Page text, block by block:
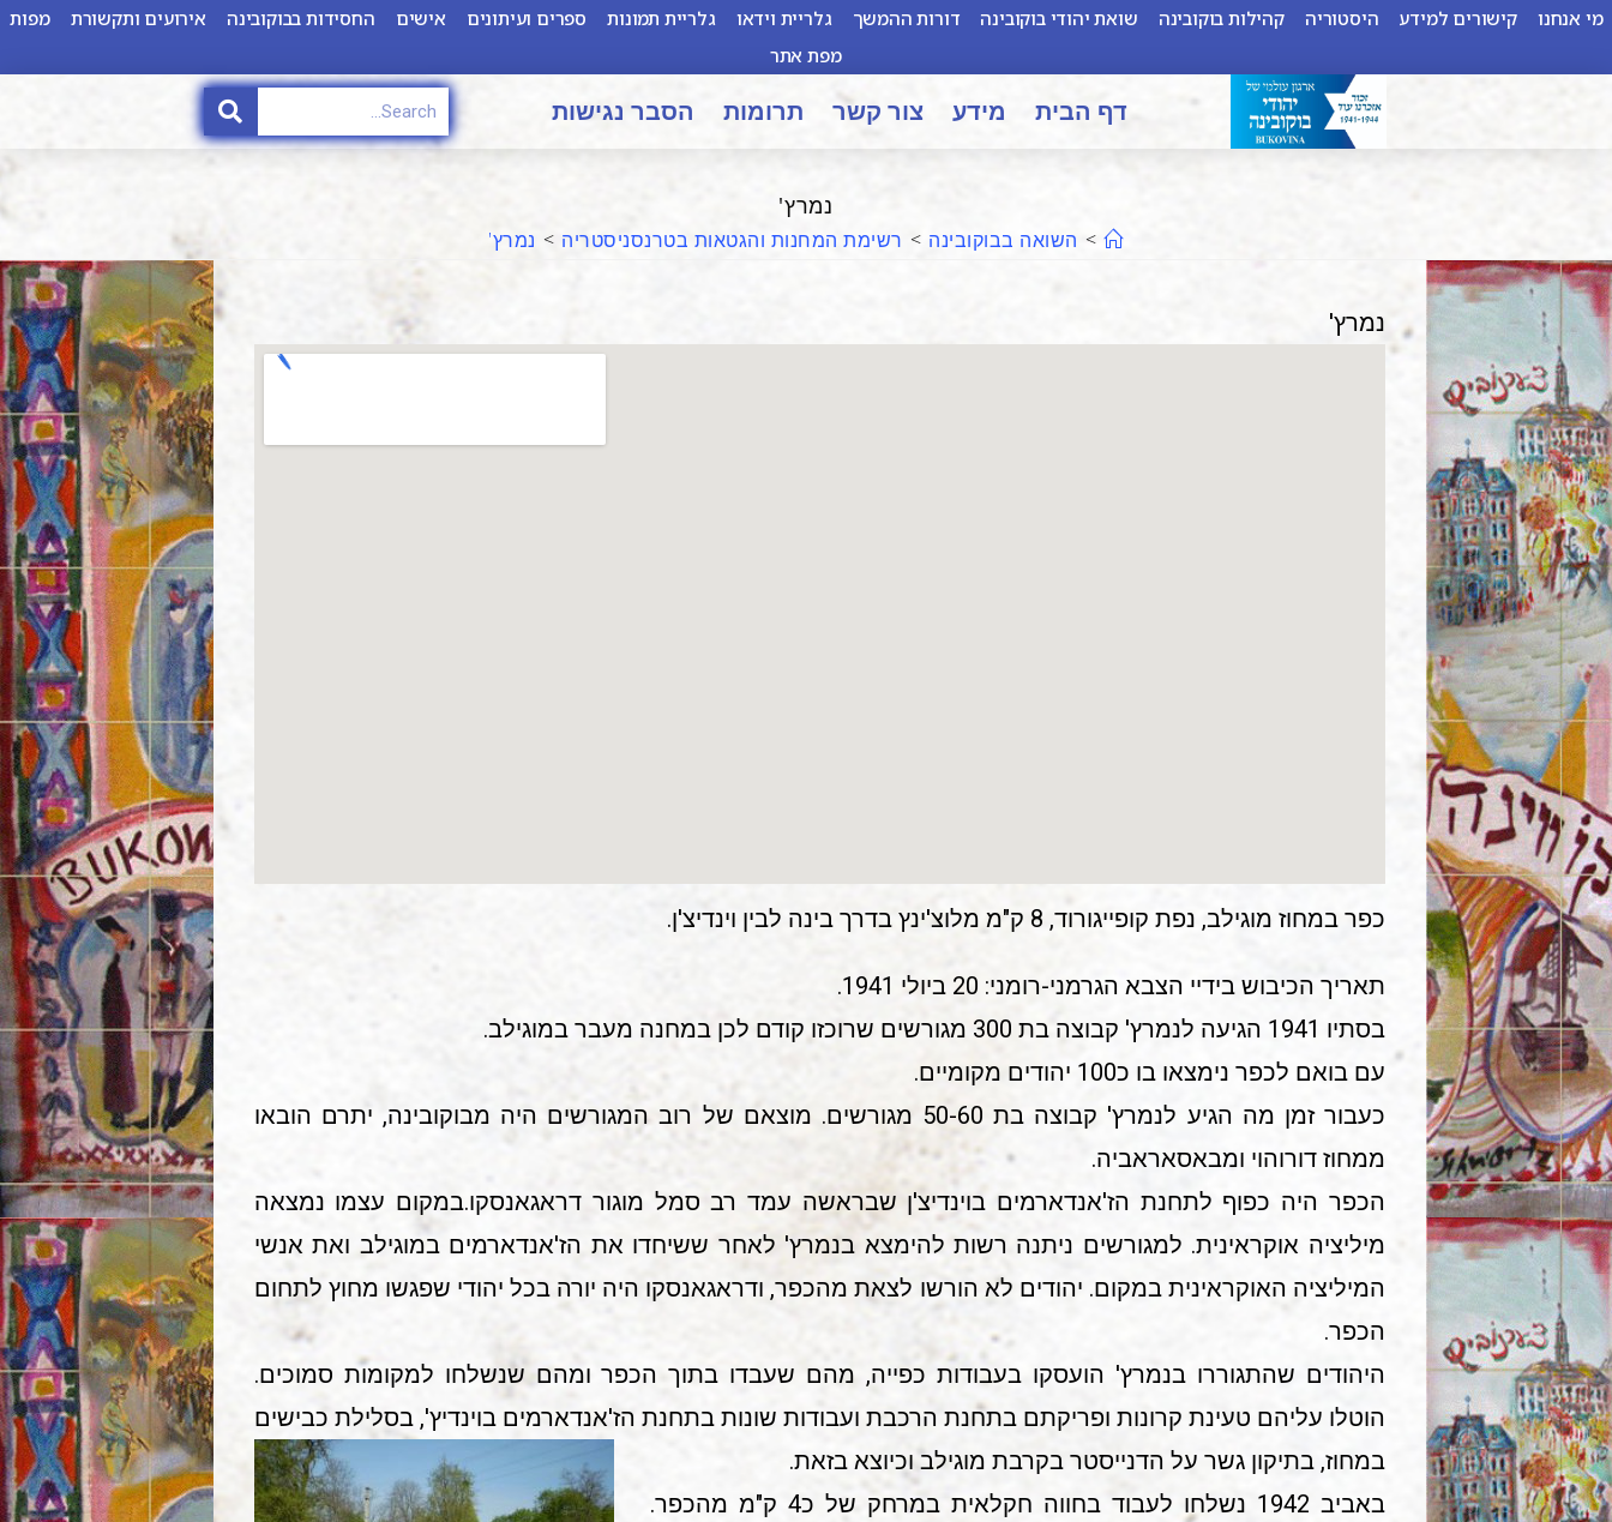
מי אנחנו קישורים למידע היסטוריה קהילות בוקובינה שואת יהודי בוקובינה דורות ההמשך גלריית וידאו גלריית תמונות ספרים ועיתונים אישים החסידות בבוקובינה אירועים ותקשורת
מפות
מפת אתר
דף הבית מידע צור קשר תרומות הסבר נגישות
נמרץ'
> השואה בבוקובינה > רשימת המחנות והגטאות בטרנסניסטריה > נמרץ'
נמרץ'
כפר במחוז מוגילב, נפת קופייגורוד, 8 ק"מ מלוצ'ינץ בדרך בינה לבין וינדיצ'ן.
תאריך הכיבוש בידיי הצבא הגרמני-רומני: 20 ביולי 1941.
בסתיו 1941 הגיעה לנמרץ' קבוצה בת 300 מגורשים שרוכזו קודם לכן במחנה מעבר במוגילב.
עם בואם לכפר נימצאו בו כ100 יהודים מקומיים.
כעבור זמן מה הגיע לנמרץ' קבוצה בת 50-60 מגורשים. מוצאם של רוב המגורשים היה מבוקובינה, יתרם הובאו
ממחוז דורוהוי ומבאסאראביה.
הכפר היה כפוף לתחנת הז'אנדארמים בוינדיצ'ן שבראשה עמד רב סמל מוגור דראגאנסקו.במקום עצמו נמצאה
מיליציה אוקראינית. למגורשים ניתנה רשות להימצא בנמרץ' לאחר ששיחדו את הז'אנדארמים במוגילב ואת אנשי
המיליציה האוקראינית במקום. יהודים לא הורשו לצאת מהכפר, ודראגאנסקו היה יורה בכל יהודי שפגשו מחוץ לתחום
הכפר.
היהודים שהתגוררו בנמרץ' הועסקו בעבודות כפייה, מהם שעבדו בתוך הכפר ומהם שנשלחו למקומות סמוכים.
הוטלו עליהם טעינת קרונות ופריקתם בתחנת הרכבת ועבודות שונות בתחנת הז'אנדארמים בוינדיץ', בסלילת כבישים
במחוז, בתיקון גשר על הדנייסטר בקרבת מוגילב וכיוצא בזאת.
באביב 1942 נשלחו לעבוד בחווה חקלאית במרחק של כ4 ק"מ מהכפר.